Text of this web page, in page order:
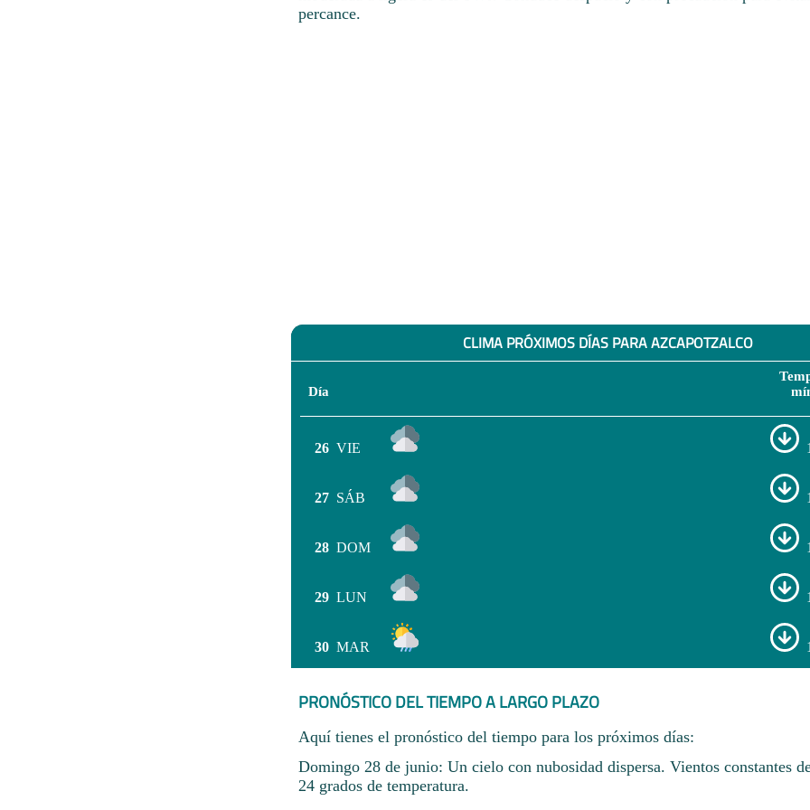
percance.
CLIMA PRÓXIMOS DÍAS PARA AZCAPOTZALCO
Día
26 VIE
27 SÁB
28 DOM
29 LUN
30 MAR
PRONÓSTICO DEL TIEMPO A LARGO PLAZO
Aquí tienes el pronóstico del tiempo para los próximos días:
Domingo 28 de junio: Un cielo con nubosidad dispersa. Vientos constantes
24 grados de temperatura.